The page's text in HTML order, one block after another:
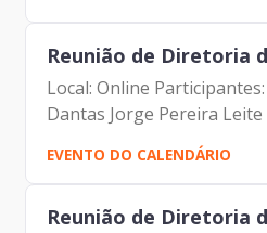
Murta Luciano de...
Reunião de Diretoria
Local: Online
Dantas Jorge Pereira
Pimentel Antonio Celso de
Filho Alexandre Gedanken
Murta Luciano de...
EVENTO DO CALENDÁRIO
Reunião de Diretoria